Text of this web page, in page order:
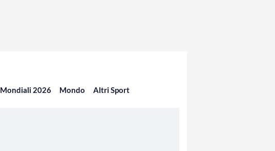
Mondiali 2026 Mondo Altri Sport